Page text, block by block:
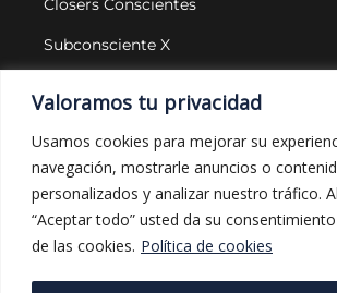
Valoramos tu privacidad
Usamos cookies para mejorar su
navegación, mostrarle anuncios o
personalizados y analizar nuestro tráfico.
“Aceptar todo” usted da su
de las cookies. Política de cookies
Closers Conscientes
Subconsciente X
LEGAL Y PROTECCIÓN
Aviso legal
Política de privacidad
Política de cookies